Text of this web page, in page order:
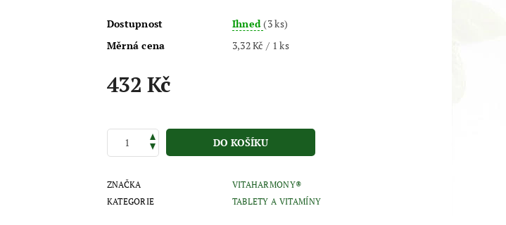
Dostupnost Ihned(3 ks)
Měrná cena
3,32 Kč / 1 ks
432 Kč
ZNAČKA
VITAHARMONY®
KATEGORIE
TABLETY A VITAMÍNY